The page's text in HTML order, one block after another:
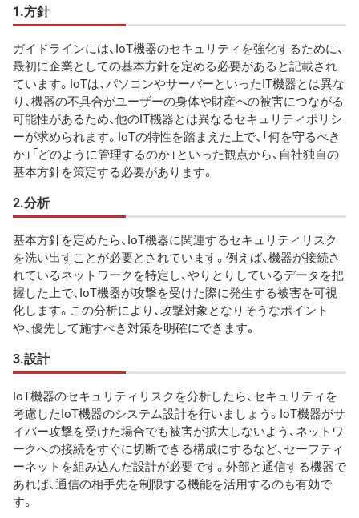
1.方針
ガイドラインには、IoT機器のセキュリティを強化するために、
最初に企業としての基本方針を定める必要があると記載され
ています。IoTは、パソコンやサーバーといったIT機器とは異な
り、機器の不具合がユーザーの身体や財産への被害につながる
可能性があるため、他のIT機器とは異なるセキュリティポリシ
ーが求められます。IoTの特性を踏まえた上で、「何を守るべき
か」「どのように管理するのか」といった観点から、自社独自の
基本方針を策定する必要があります。
2.分析
基本方針を定めたら、IoT機器に関連するセキュリティリスク
を洗い出すことが必要とされています。例えば、機器が接続さ
れているネットワークを特定し、やりとりしているデータを把
握した上で、IoT機器が攻撃を受けた際に発生する被害を可視
化します。この分析により、攻撃対象となりそうなポイント
や、優先して施すべき対策を明確にできます。
3.設計
IoT機器のセキュリティリスクを分析したら、セキュリティを
考慮したIoT機器のシステム設計を行いましょう。IoT機器がサ
イバー攻撃を受けた場合でも被害が拡大しないよう、ネットワ
ークへの接続をすぐに切断できる構成にするなど、セーフティ
ーネットを組み込んだ設計が必要です。外部と通信する機器で
あれば、通信の相手先を制限する機能を活用するのも有効で
す。